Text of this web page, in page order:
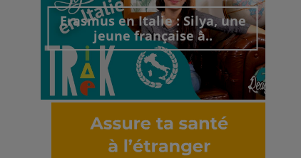
Erasmus en Italie : Silya, une
jeune française à..